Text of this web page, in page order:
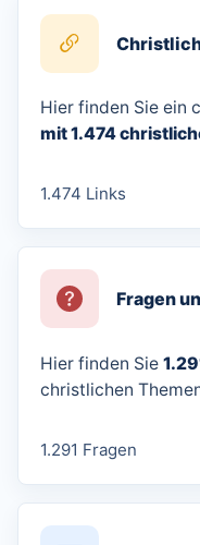
Hier finden Sie ein
mit 1.474
1.474 Links
Fragen
Hier finden Sie
christlichen
1.291 Fragen